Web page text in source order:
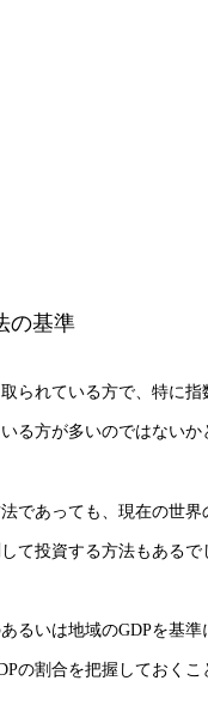
の基準
られている方で、特に
る方が多いのではないか
であっても、現在の世
て投資する方法もあるで
るいは地域のGDPを基
の割合を把握しておくこ